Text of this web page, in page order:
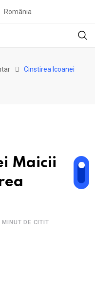
România
Cinstirea Icoanei
Maicii
MINUT DE CITIT